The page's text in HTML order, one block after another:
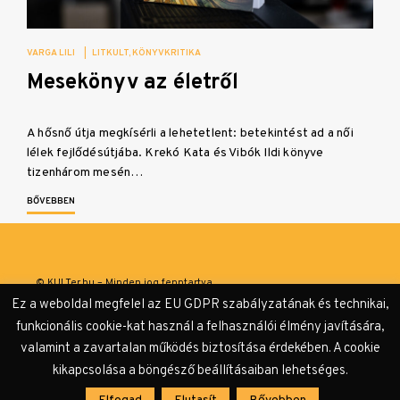
VARGA LILI LITKULT KÖNYVKRITIKA
Mesekönyv az életről
A hősnő útja megkísérli a lehetetlent: betekintést ad a női
lélek fejlődésútjába. Krekó Kata és Vibók Ildi könyve
tizenhárom mesén…
BŐVEBBEN
© KULTer.hu – Minden jog fenntartva
Adatvédelmi tájékoztató
Ez a weboldal megfelel az EU GDPR szabályzatának és technikai,
funkcionális cookie-kat használ a felhasználói élmény javítására,
valamint a zavartalan működés biztosítása érdekében. A cookie
kikapcsolása a böngésző beállításaiban lehetséges.